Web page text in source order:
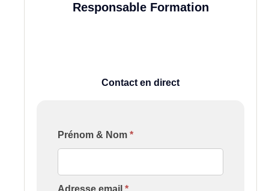
Responsable Formation
Contact en direct
Formulaire
[Contact
Prénom & Nom *
Adresse email *